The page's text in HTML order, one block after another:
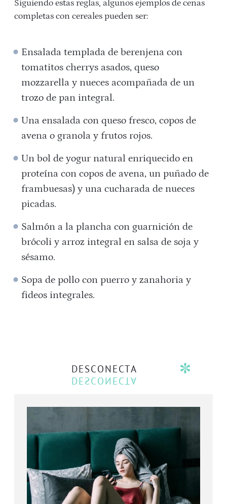
Siguiendo estas reglas, algunos ejemplos de cenas
completas con cereales pueden ser:
Ensalada templada de berenjena con
tomatitos cherrys asados, queso
mozzarella y nueces acompañada de un
trozo de pan integral.
Una ensalada con queso fresco, copos de
avena o granola y frutos rojos.
Un bol de yogur natural enriquecido en
proteína con copos de avena, un puñado de
frambuesas) y una cucharada de nueces
picadas.
Salmón a la plancha con guarnición de
brócoli y arroz integral en salsa de soja y
sésamo.
Sopa de pollo con puerro y zanahoria y
fideos integrales.
DESCONECTA